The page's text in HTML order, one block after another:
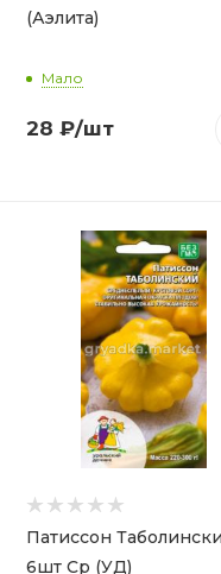
(Аэлита)
Мало
28 ₽/шт
Патиссон
6шт Ср (УД)